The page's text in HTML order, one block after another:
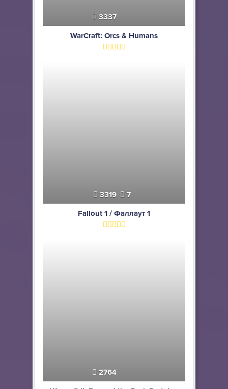
3337
WarCraft: Orcs & Humans
3319 7
Fallout 1 / Фаллаут 1
2764